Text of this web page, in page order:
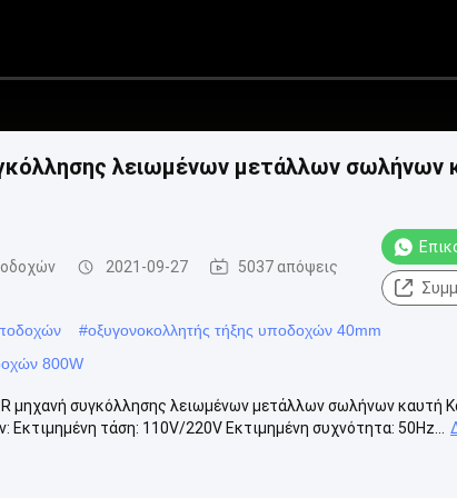
λειωμένων μετάλλων σωλήνων
2021-09-27 5037 απόψεις
#οξυγονοκολλητής τήξης υποδοχών 40mm
800W
μηχανή συγκόλλησης λειωμένων μετάλλων σωλήνων καυτή
τάση: 110V/220V Εκτιμημένη συχνότητα: 50Hz...